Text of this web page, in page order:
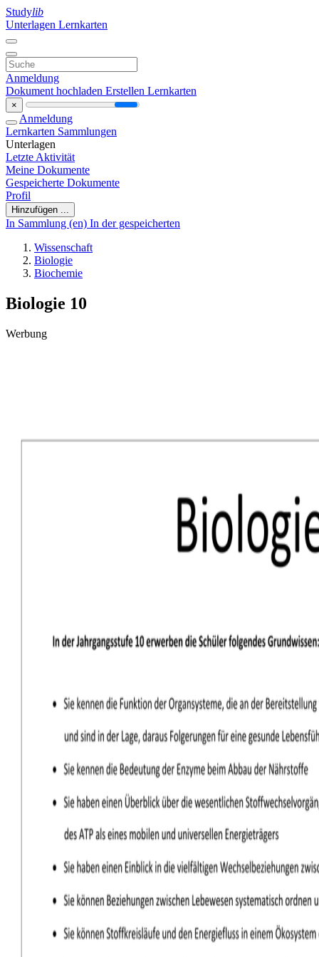
Studylib
Unterlagen Lernkarten
Anmeldung
Dokument hochladen Erstellen Lernkarten
×
Anmeldung
Lernkarten Sammlungen
Unterlagen
Letzte Aktivität
Meine Dokumente
Gespeicherte Dokumente
Profil
Hinzufügen ...
In Sammlung (en) In der gespeicherten
Wissenschaft
Biologie
Biochemie
Biologie 10
Werbung